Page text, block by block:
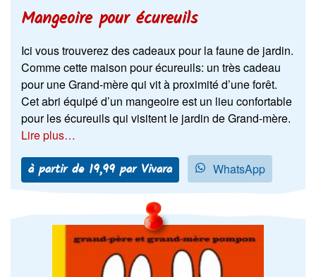
Mangeoire pour écureuils
Ici vous trouverez des cadeaux pour la faune de jardin.
Comme cette maison pour écureuils: un très cadeau
pour une Grand-mère qui vit à proximité d’une forêt.
Cet abri équipé d’un mangeoire est un lieu confortable
pour les écureuils qui visitent le jardin de Grand-mère.
Lire plus…
à partir de 19,99 par Vivara WhatsApp